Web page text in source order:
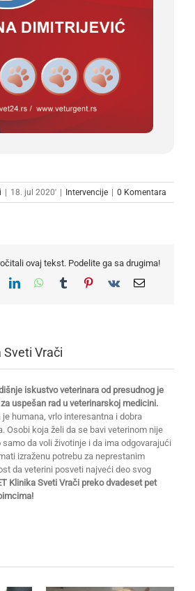
| 18. jul 2020' | Intervencije | 0 Komentara
ovaj tekst. Podelite ga sa drugima!
LinkedInWhatsApp
TumblrPinterest
Vk Email
Sveti Vrači
iskustvo veterinara od presudnog je
uspešan rad u veterinarskoj medicini.
je humana, vrlo interesantna i dobra
Osobi koja želi da se bavi veterinom nije
samo da voli životinje i da ima odgovarajući
izraženu potrebu za neprestanim
da veterini posveti najveći deo svog
Klinika Sveti Vrači preko dvadeset pet